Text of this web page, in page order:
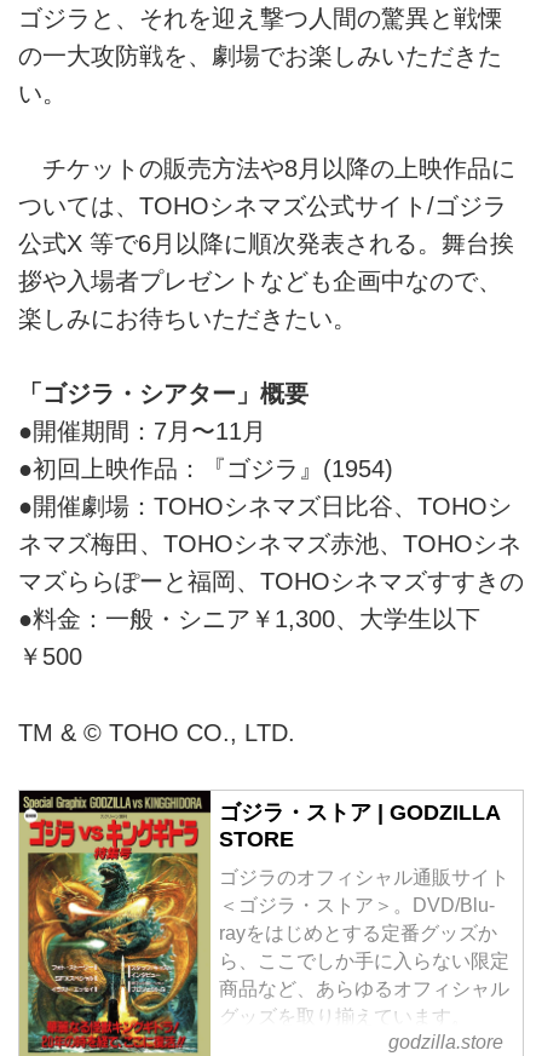
ゴジラと、それを迎え撃つ人間の驚異と戦慄
の一大攻防戦を、劇場でお楽しみいただきた
い。
チケットの販売方法や8月以降の上映作品に
ついては、TOHOシネマズ公式サイト/ゴジラ
公式X 等で6月以降に順次発表される。舞台挨
拶や入場者プレゼントなども企画中なので、
楽しみにお待ちいただきたい。
「ゴジラ・シアター」概要
●開催期間：7月〜11月
●初回上映作品：『ゴジラ』(1954)
●開催劇場：TOHOシネマズ日比谷、TOHOシ
ネマズ梅田、TOHOシネマズ赤池、TOHOシネ
マズららぽーと福岡、TOHOシネマズすすきの
●料金：一般・シニア￥1,300、大学生以下
￥500
TM & © TOHO CO., LTD.
ゴジラ・ストア | GODZILLA
STORE
ゴジラのオフィシャル通販サイト
＜ゴジラ・ストア＞。DVD/Blu-
rayをはじめとする定番グッズか
ら、ここでしか手に入らない限定
商品など、あらゆるオフィシャル
グッズを取り揃えています。
godzilla.store